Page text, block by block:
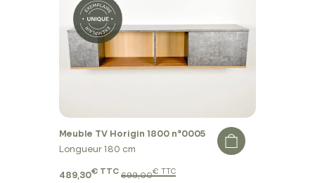
Meuble TV Horigin 1800 n°0005
Longueur 180 cm
489,30€ TTC
699,00
€ TTC